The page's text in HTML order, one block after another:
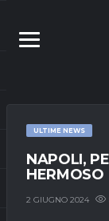
ULTIME NEWS
NAPOLI,
HERMOSO
2 GIUGNO 2024